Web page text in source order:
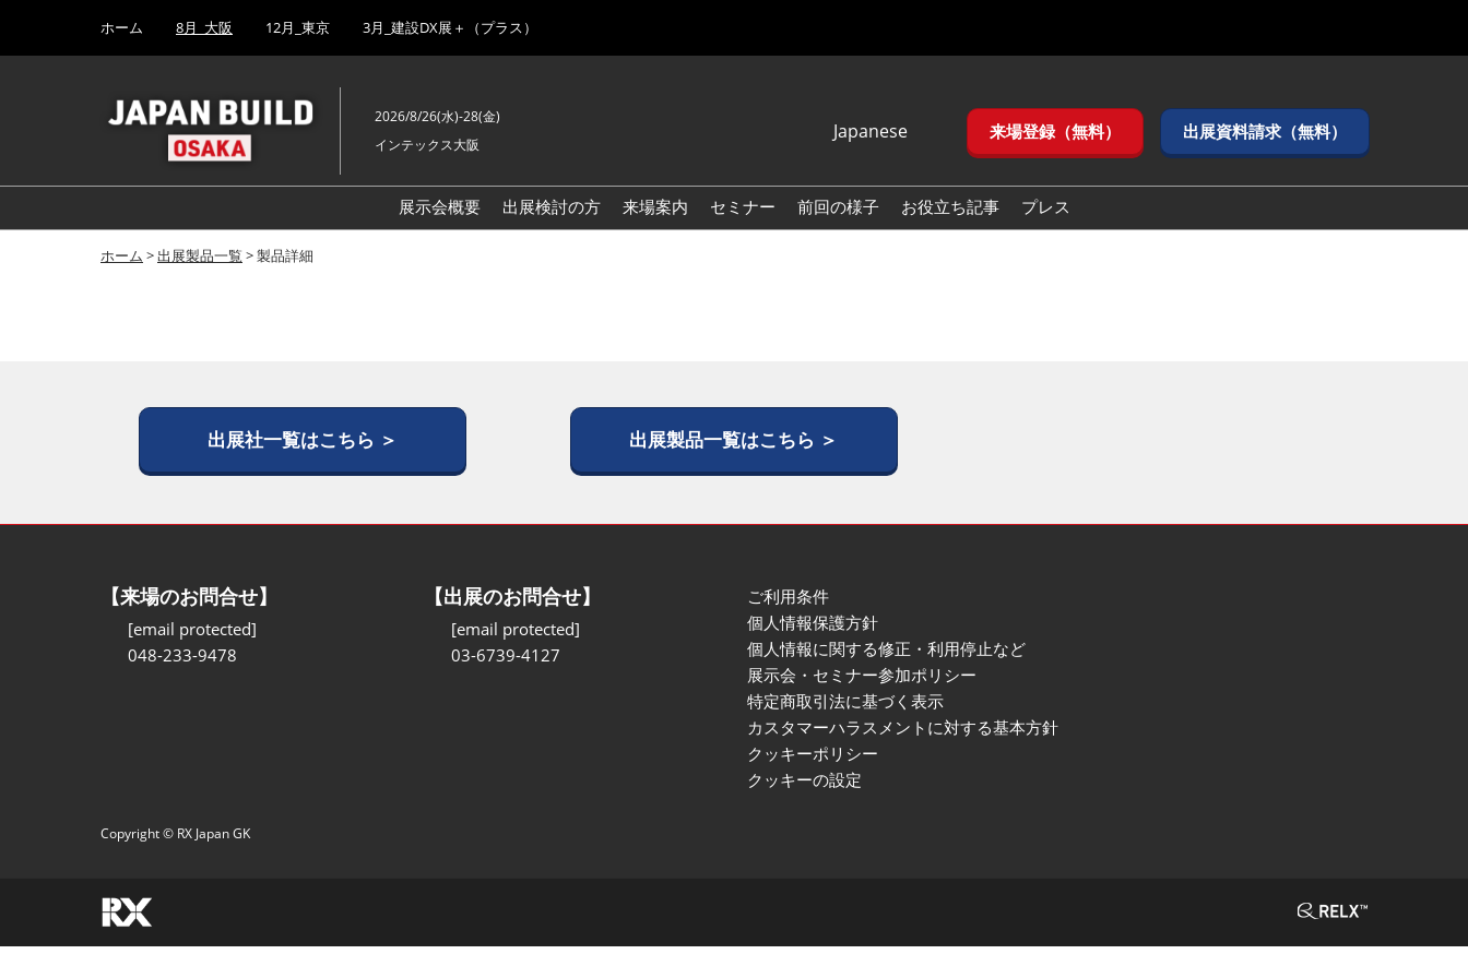
キ
し
to
ホーム 8月_大阪 12月_東京 3月_建設DX展＋（プラス）
2026/8/26(水)-28(金)
インテックス大阪
Japanese
English
Korean (Naver
来場登録（無料） 出展資料請求（無料）
展示会概要 出展検討の方 来場案内 セミナー 前回の様子 お役立ち記事 プレス
ホーム >出展製品一覧 > 製品詳細
出展社一覧はこちら ＞ 出展製品一覧はこちら ＞
【来場のお問合せ】
[email protected]
048-233-9478
【出展のお問合せ】
[email protected]
03-6739-4127
ご利用条件
個人情報保護方針
個人情報に関する修正・利用停止など
展示会・セミナー参加ポリシー
特定商取引法に基づく表示
カスタマーハラスメントに対する基本方針
クッキーポリシー
クッキーの設定
Copyright © RX Japan GK